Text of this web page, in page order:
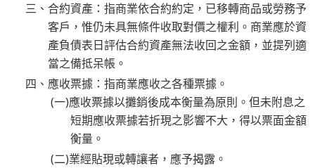
三、合約資產：指商業依合約約定，已移轉商品或勞務予
客戶，惟仍未具無條件收取對價之權利。商業應於資
產負債表日評估合約資產無法收回之金額，並提列適
當之備抵呆帳。
四、應收票據：指商業應收之各種票據。
(一)應收票據以攤銷後成本衡量為原則。但未附息之
短期應收票據若折現之影響不大，得以票面金額
衡量。
(二)業經貼現或轉讓者，應予揭露。